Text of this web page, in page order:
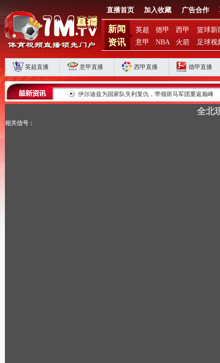
直播首页 加入收藏 广告合作
新闻
资讯
英超 德甲 西甲
篮球新
意甲
NBA 火箭 足球视
英超直播 意甲直播 西甲直播 德甲直播
扣分时代生存 伊尔迪兹为国家队失利复仇，带领斑马军团重返巅峰
全北
相关信号：